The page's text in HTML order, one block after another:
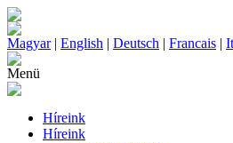
Magyar| English | Deutsch | Francais |
Menü
Híreink
Híreink